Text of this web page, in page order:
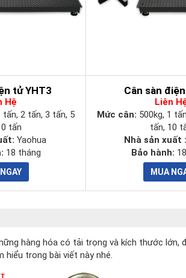
tử YHT3
Hệ
tấn, 2 tấn, 3 tấn, 5
tấn
Yaohua
18 tháng
Cân sàn
Liên
Mức cân: 500kg, 1
tấn, 10
Nhà sản xuất :
Bảo hành:
hàng hóa có tải trọng và kích thước lớn,
hiểu trong bài viết này nhé.